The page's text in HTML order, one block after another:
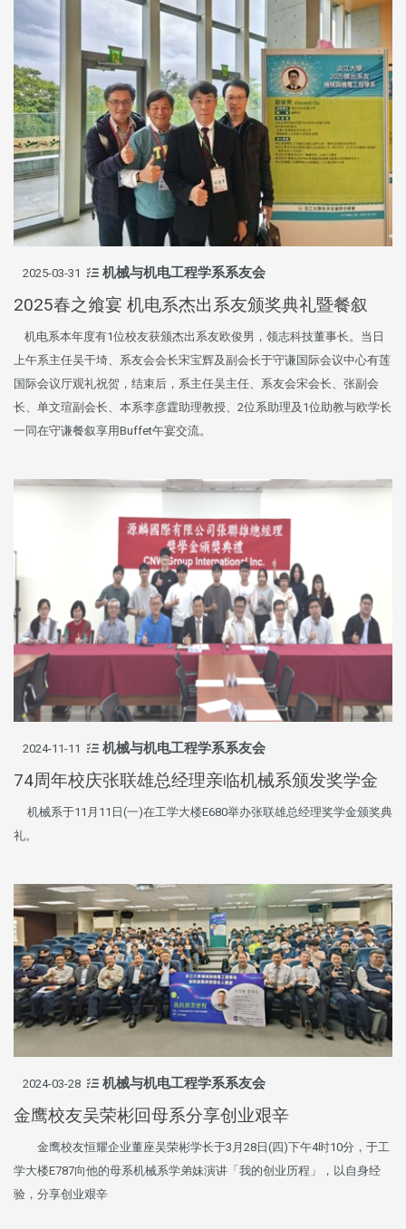
2025-03-31 机械与机电工程学系系友会
2025春之飨宴 机电系杰出系友颁奖典礼暨餐叙
机电系本年度有1位校友获颁杰出系友欧俊男，领志科技董事长。当日
上午系主任吴干埼、系友会会长宋宝辉及副会长于守谦国际会议中心有莲
国际会议厅观礼祝贺，结束后，系主任吴主任、系友会宋会长、张副会
长、单文瑄副会长、本系李彦霆助理教授、2位系助理及1位助教与欧学长
一同在守谦餐叙享用Buffet午宴交流。
2024-11-11 机械与机电工程学系系友会
74周年校庆张联雄总经理亲临机械系颁发奖学金
机械系于11月11日(一)在工学大楼E680举办张联雄总经理奖学金颁奖典
礼。
2024-03-28 机械与机电工程学系系友会
金鹰校友吴荣彬回母系分享创业艰辛
金鹰校友恒耀企业董座吴荣彬学长于3月28日(四)下午4时10分，于工
学大楼E787向他的母系机械系学弟妹演讲「我的创业历程」，以自身经
验，分享创业艰辛